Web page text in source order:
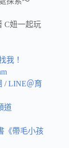
C妞一起玩
我！
/LINE＠育
道
《帶毛小孩